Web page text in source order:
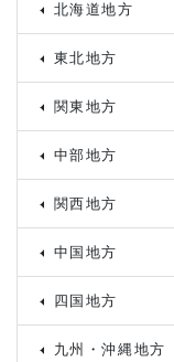
北海道地方
東北地方
関東地方
中部地方
関西地方
中国地方
四国地方
九州・沖縄地方